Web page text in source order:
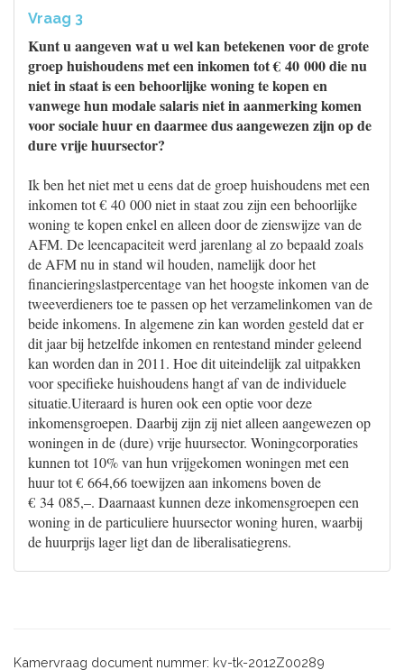
Vraag 3
Kunt u aangeven wat u wel kan betekenen voor de grote
groep huishoudens met een inkomen tot € 40 000 die nu
niet in staat is een behoorlijke woning te kopen en
vanwege hun modale salaris niet in aanmerking komen
voor sociale huur en daarmee dus aangewezen zijn op de
dure vrije huursector?
Ik ben het niet met u eens dat de groep huishoudens met een
inkomen tot € 40 000 niet in staat zou zijn een behoorlijke
woning te kopen enkel en alleen door de zienswijze van de
AFM. De leencapaciteit werd jarenlang al zo bepaald zoals
de AFM nu in stand wil houden, namelijk door het
financieringslastpercentage van het hoogste inkomen van de
tweeverdieners toe te passen op het verzamelinkomen van de
beide inkomens. In algemene zin kan worden gesteld dat er
dit jaar bij hetzelfde inkomen en rentestand minder geleend
kan worden dan in 2011. Hoe dit uiteindelijk zal uitpakken
voor specifieke huishoudens hangt af van de individuele
situatie.Uiteraard is huren ook een optie voor deze
inkomensgroepen. Daarbij zijn zij niet alleen aangewezen op
woningen in de (dure) vrije huursector. Woningcorporaties
kunnen tot 10% van hun vrijgekomen woningen met een
huur tot € 664,66 toewijzen aan inkomens boven de
€ 34 085,–. Daarnaast kunnen deze inkomensgroepen een
woning in de particuliere huursector woning huren, waarbij
de huurprijs lager ligt dan de liberalisatiegrens.
Kamervraag document nummer: kv-tk-2012Z00289